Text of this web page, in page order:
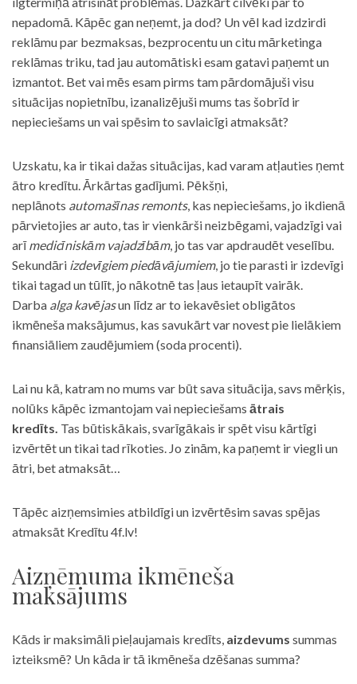
nepadomā. Kāpēc gan neņemt, ja dod? Un vēl kad izdzirdi
reklāmu par bezmaksas, bezprocentu un citu mārketinga
reklāmas triku, tad jau automātiski esam gatavi paņemt un
izmantot. Bet vai mēs esam pirms tam pārdomājuši visu
situācijas nopietnību, izanalizējuši mums tas šobrīd ir
nepieciešams un vai spēsim to savlaicīgi atmaksāt?
Uzskatu, ka ir tikai dažas situācijas, kad varam atļauties ņemt
ātro kredītu. Ārkārtas gadījumi. Pēkšņi,
neplānots automašīnas remonts, kas nepieciešams, jo ikdienā
pārvietojies ar auto, tas ir vienkārši neizbēgami, vajadzīgi vai
arīmedicīniskām vajadzībām, jo tas var apdraudēt veselību.
Sekundāri izdevīgiem piedāvājumiem, jo tie parasti ir izdevīgi
tikai tagad un tūlīt, jo nākotnē tas ļaus ietaupīt vairāk.
Darba alga kavējasun līdz ar to iekavēsiet obligātos
ikmēneša maksājumus, kas savukārt var novest pie lielākiem
finansiāliem zaudējumiem (soda procenti).
Lai nu kā, katram no mums var būt sava situācija, savs mērķis,
nolūks kāpēc izmantojam vai nepieciešams ātrais
kredīts. Tas būtiskākais, svarīgākais ir spēt visu kārtīgi
izvērtēt un tikai tad rīkoties. Jo zinām, ka paņemt ir viegli un
ātri, bet atmaksāt…
Tāpēc aizņemsimies atbildīgi un izvērtēsim savas spējas
atmaksāt Kredītu 4f.lv!
Aizņēmuma ikmēneša
maksājums
Kāds ir maksimāli pieļaujamais kredīts, aizdevums summas
izteiksmē? Un kāda ir tā ikmēneša dzēšanas summa?